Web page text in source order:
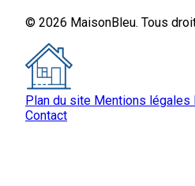
© 2026 MaisonBleu. Tous
Plan du site Mentions légales
Contact